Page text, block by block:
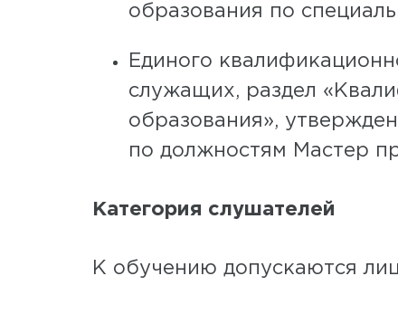
образования по
Единого
служащих, раздел
образования»,
по должностям Мастер
Категория слушателей
К обучению допускаются